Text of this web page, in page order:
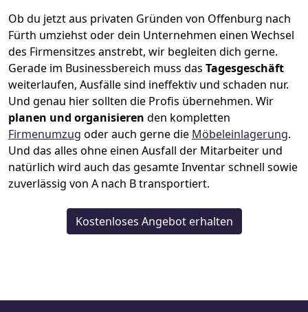
Ob du jetzt aus privaten Gründen von Offenburg nach
Fürth umziehst oder dein Unternehmen einen Wechsel
des Firmensitzes anstrebt, wir begleiten dich gerne.
Gerade im Businessbereich muss das Tagesgeschäft
weiterlaufen, Ausfälle sind ineffektiv und schaden nur.
Und genau hier sollten die Profis übernehmen. Wir
planen und organisieren den kompletten
Firmenumzug oder auch gerne die Möbeleinlagerung.
Und das alles ohne einen Ausfall der Mitarbeiter und
natürlich wird auch das gesamte Inventar schnell sowie
zuverlässig von A nach B transportiert.
Kostenloses Angebot erhalten